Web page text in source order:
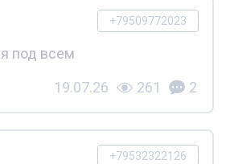
+79509772023
под всем
19.07.26 261 2
+79532322126